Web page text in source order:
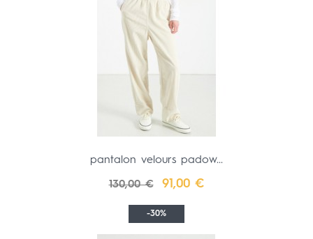
pantalon velours padow...
Prix
130,00 €
-30%
Prix
91,00 €